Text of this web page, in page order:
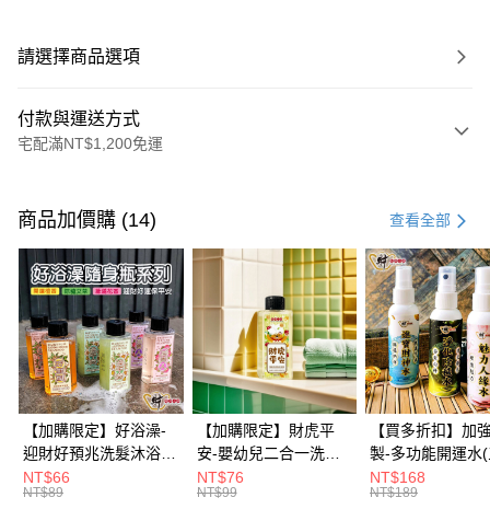
請選擇商品選項
付款與運送方式
宅配滿NT$1,200免運
信用卡一次付款
信用卡分期付款
3 期 0 利率 每期NT$83 21家銀行
合作金庫商業銀行
第一商業銀行
華南商業銀行
彰化商業銀行
上海商業儲蓄銀行
台北富邦商業銀行
國泰世華商業銀行
兆豐國際商業銀行
臺灣中小企業銀行
台中商業銀行
匯豐（台灣）商業銀行
華泰商業銀行
聯邦商業銀行
遠東國際商業銀行
元大商業銀行
6 期 0 利率 每期NT$41 21家銀行
合作金庫商業銀行
第一商業銀行
華南商業銀行
彰化商業銀行
上海商業儲蓄銀行
台北富邦商業銀行
國泰世華商業銀行
兆豐國際商業銀行
臺灣中小企業銀行
台中商業銀行
匯豐（台灣）商業銀行
聯邦商業銀行
12 期 0 利率 每期NT$20 21家銀行
合作金庫商業銀行
第一商業銀行
華南商業銀行
彰化商業銀行
上海商業儲蓄銀行
台北富邦商業銀行
國泰世華商業銀行
兆豐國際商業銀行
臺灣中小企業銀行
超商取貨付款
LINE Pay
Apple Pay
商品加價購 (14) 查看全部
【加購限定】好浴澡-
迎財好預兆洗髮沐浴露
60ml(六款任選)【財神
小舖】PIF 財神嚴選，
NT$66
NT$89
【加購限定】財虎平
安-嬰幼兒二合一洗髮
沐浴露60ml《財神小
舖》【BABY-0601】
NT$76
NT$99
【買多折扣】加
製-多功能開運水
任選)《大師特製
《含開光》財神
NT$168
NT$189